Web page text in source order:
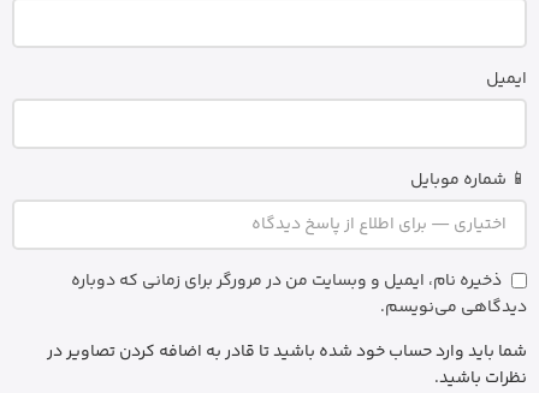
ایمیل
📱 شماره موبایل
ذخیره نام، ایمیل و وبسایت من در مرورگر برای زمانی که دوباره
دیدگاهی می‌نویسم.
شما باید وارد حساب خود شده باشید تا قادر به اضافه کردن تصاویر در
نظرات باشید.